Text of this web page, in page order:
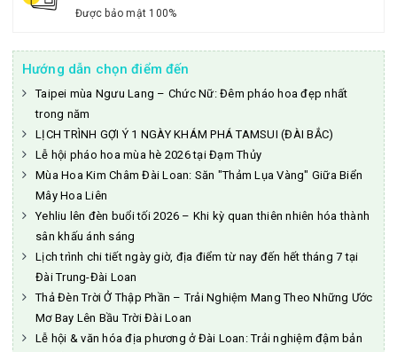
Được bảo mật 100%
Hướng dẫn chọn điểm đến
Taipei mùa Ngưu Lang – Chức Nữ: Đêm pháo hoa đẹp nhất
trong năm
LỊCH TRÌNH GỢI Ý 1 NGÀY KHÁM PHÁ TAMSUI (ĐÀI BẮC)
Lễ hội pháo hoa mùa hè 2026 tại Đạm Thủy
Mùa Hoa Kim Châm Đài Loan: Săn "Thảm Lụa Vàng" Giữa Biển
Mây Hoa Liên
Yehliu lên đèn buổi tối 2026 – Khi kỳ quan thiên nhiên hóa thành
sân khấu ánh sáng
Lịch trình chi tiết ngày giờ, địa điểm từ nay đến hết tháng 7 tại
Đài Trung-Đài Loan
Thả Đèn Trời Ở Thập Phần – Trải Nghiệm Mang Theo Những Ước
Mơ Bay Lên Bầu Trời Đài Loan
Lễ hội & văn hóa địa phương ở Đài Loan: Trải nghiệm đậm bản